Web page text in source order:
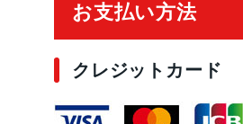
お支払い方法
クレジットカード